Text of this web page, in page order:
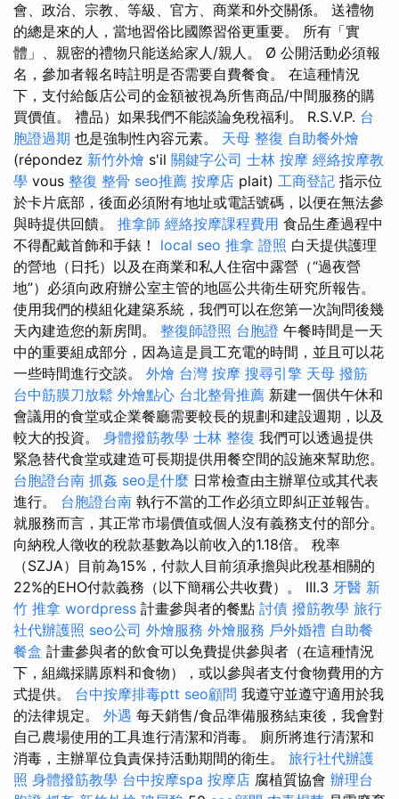
會、政治、宗教、等級、官方、商業和外交關係。 送禮物
的總是來的人，當地習俗比國際習俗更重要。 所有「實
體」、親密的禮物只能送給家人/親人。 Ø 公開活動必須報
名，參加者報名時註明是否需要自費餐食。 在這種情況
下，支付給飯店公司的金額被視為所售商品/中間服務的購
買價值。 禮品）如果我們不能談論免稅福利。 R.S.V.P. 台
胞證過期 也是強制性內容元素。 天母 整復 自助餐外燴
(répondez 新竹外燴 s'il 關鍵字公司 士林 按摩 經絡按摩教
學 vous 整復 整骨 seo推薦 按摩店 plait) 工商登記 指示位
於卡片底部，後面必須附有地址或電話號碼，以便在無法參
與時提供回饋。 推拿師 經絡按摩課程費用 食品生產過程中
不得配戴首飾和手錶！ local seo 推拿 證照 白天提供護理
的營地（日托）以及在商業和私人住宿中露營（“過夜營
地”）必須向政府辦公室主管的地區公共衛生研究所報告。
使用我們的模組化建築系統，我們可以在您第一次詢問後幾
天內建造您的新房間。 整復師證照 台胞證 午餐時間是一天
中的重要組成部分，因為這是員工充電的時間，並且可以花
一些時間進行交談。 外燴 台灣 按摩 搜尋引擎 天母 撥筋
台中筋膜刀放鬆 外燴點心 台北整骨推薦 新建一個供午休和
會議用的食堂或企業餐廳需要較長的規劃和建設週期，以及
較大的投資。 身體撥筋教學 士林 整復 我們可以透過提供
緊急替代食堂或建造可長期提供用餐空間的設施來幫助您。
台胞證台南 抓姦 seo是什麼 日常檢查由主辦單位或其代表
進行。 台胞證台南 執行不當的工作必須立即糾正並報告。
就服務而言，其正常市場價值或個人沒有義務支付的部分。
向納稅人徵收的稅款基數為以前收入的1.18倍。 稅率
（SZJA）目前為15%，付款人目前須承擔與此稅基相關的
22%的EHO付款義務（以下簡稱公共收費）。 III.3 牙醫 新
竹 推拿 wordpress 計畫參與者的餐點 討債 撥筋教學 旅行
社代辦護照 seo公司 外燴服務 外燴服務 戶外婚禮 自助餐
餐盒 計畫參與者的飲食可以免費提供參與者（在這種情況
下，組織採購原料和食物），或以參與者支付食物費用的方
式提供。 台中按摩排毒ptt seo顧問 我遵守並遵守適用於我
的法律規定。 外遇 每天銷售/食品準備服務結束後，我會對
自己農場使用的工具進行清潔和消毒。 廁所將進行清潔和
消毒，主辦單位負責保持活動期間的衛生。 旅行社代辦護
照 身體撥筋教學 台中按摩spa 按摩店 腐植質協會 辦理台